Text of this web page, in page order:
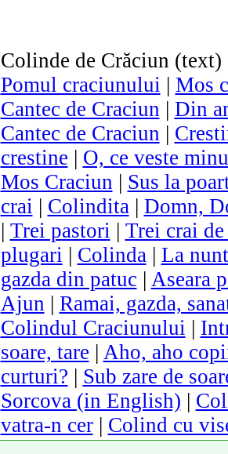
Colinde de Crăciun (text)
Pomul craciunului | Mos
Cantec de Craciun | Din
Cantec de Craciun |
crestine | O, ce veste
Mos Craciun | Sus la
crai | Colindita| Domn,
| Trei pastori | Trei crai
plugari | Colinda| La
gazda din patuc| Aseara
Ajun | Ramai, gazda,
Colindul Craciunului |
soare, tare | Aho, aho
curturi? | Sub zare de
Sorcova (in English) |
vatra-n cer| Colind cu